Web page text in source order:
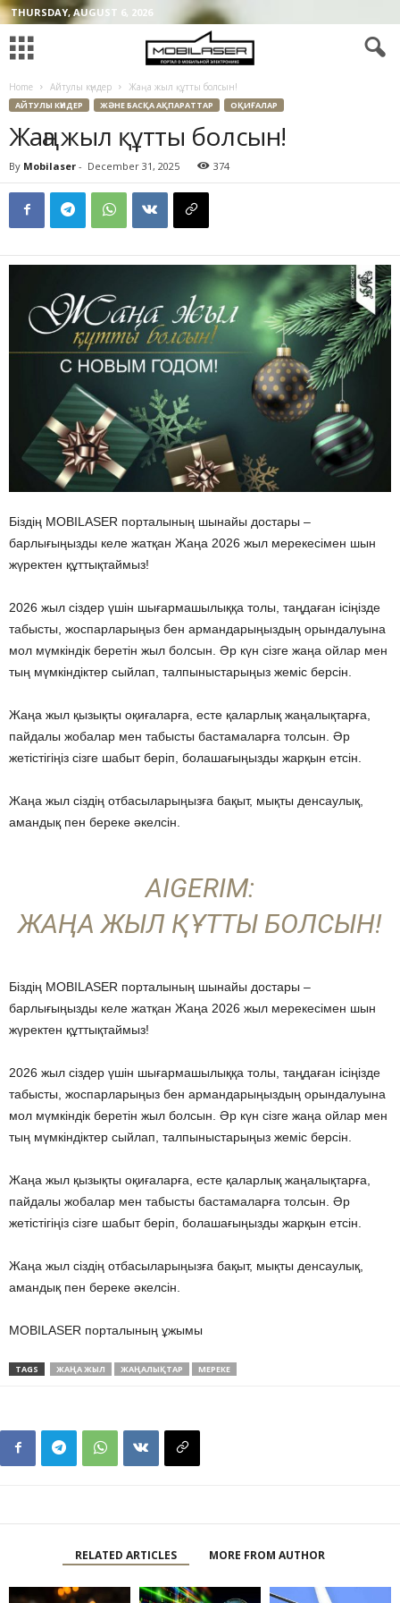
THURSDAY, AUGUST 6, 2026
Home Айтулы күндер Жаңа жыл құтты болсын!
АЙТУЛЫ КҮНДЕР ЖӘНЕ БАСҚА АҚПАРАТТАР ОҚИҒАЛАР
Жаңа жыл құтты болсын!
By Mobilaser - December 31, 2025 374
Біздің MOBILASER порталының шынайы достары –
барлығыңызды келе жатқан Жаңа 2026 жыл мерекесімен шын
жүректен құттықтаймыз!
2026 жыл сіздер үшін шығармашылыққа толы, таңдаған ісіңізде
табысты, жоспарларыңыз бен армандарыңыздың орындалуына
мол мүмкіндік беретін жыл болсын. Әр күн сізге жаңа ойлар мен
тың мүмкіндіктер сыйлап, талпыныстарыңыз жеміс берсін.
Жаңа жыл қызықты оқиғаларға, есте қаларлық жаңалықтарға,
пайдалы жобалар мен табысты бастамаларға толсын. Әр
жетістігіңіз сізге шабыт беріп, болашағыңызды жарқын етсін.
Жаңа жыл сіздің отбасыларыңызға бақыт, мықты денсаулық,
амандық пен береке әкелсін.
AIGERIM:
ЖАҢА ЖЫЛ ҚҰТТЫ БОЛСЫН!
Біздің MOBILASER порталының шынайы достары –
барлығыңызды келе жатқан Жаңа 2026 жыл мерекесімен шын
жүректен құттықтаймыз!
2026 жыл сіздер үшін шығармашылыққа толы, таңдаған ісіңізде
табысты, жоспарларыңыз бен армандарыңыздың орындалуына
мол мүмкіндік беретін жыл болсын. Әр күн сізге жаңа ойлар мен
тың мүмкіндіктер сыйлап, талпыныстарыңыз жеміс берсін.
Жаңа жыл қызықты оқиғаларға, есте қаларлық жаңалықтарға,
пайдалы жобалар мен табысты бастамаларға толсын. Әр
жетістігіңіз сізге шабыт беріп, болашағыңызды жарқын етсін.
Жаңа жыл сіздің отбасыларыңызға бақыт, мықты денсаулық,
амандық пен береке әкелсін.
MOBILASER порталының ұжымы
TAGS ЖАҢА ЖЫЛ ЖАҢАЛЫҚТАР МЕРЕКЕ
RELATED ARTICLES MORE FROM AUTHOR